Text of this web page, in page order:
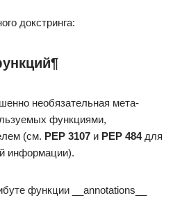
докстринга:
необязательная мета-
функциями,
(см. PEP 3107 и PEP 484для
информации).
функции __annotations__